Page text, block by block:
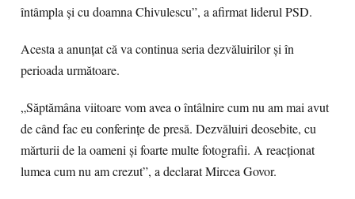
întâmpla și cu doamna Chivulescu”, a afirmat liderul PSD.
Acesta a anunțat că va continua seria dezvăluirilor și în
perioada următoare.
„Săptămâna viitoare vom avea o întâlnire cum nu am mai avut
de când fac eu conferințe de presă. Dezvăluiri deosebite, cu
mărturii de la oameni și foarte multe fotografii. A reacționat
lumea cum nu am crezut”, a declarat Mircea Govor.